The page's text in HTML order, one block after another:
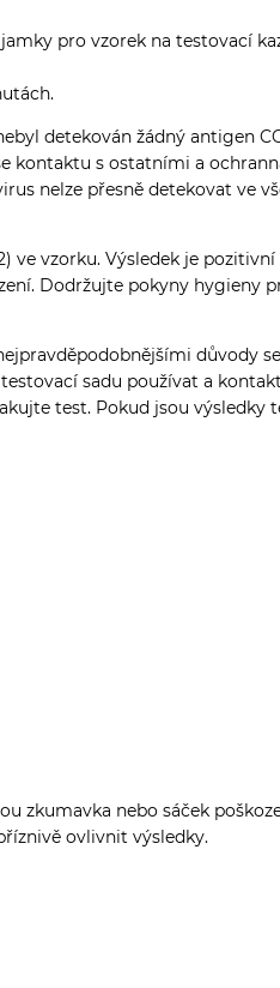
pro vzorek na testovací
detekován žádný antigen
kontaktu s ostatními a
nelze přesně detekovat ve
vzorku. Výsledek je pozitivní
Dodržujte pokyny hygieny
důvody
sadu používat a
test. Pokud jsou výsledky
zkumavka nebo sáček
ovlivnit výsledky.